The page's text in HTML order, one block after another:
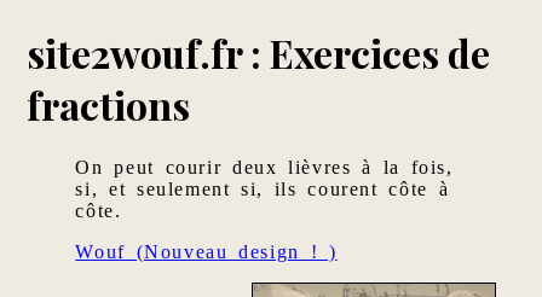
site2wouf.fr : Exercices de
fractions
On peut courir deux lièvres à la fois,
si, et seulement si, ils courent côte à
côte.
Wouf (Nouveau design ! )